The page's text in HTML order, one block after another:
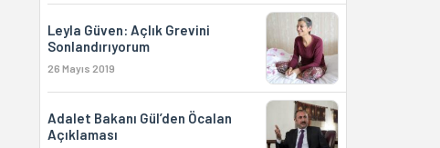
Leyla Güven: Açlık Grevini
Sonlandırıyorum
26 Mayıs 2019
Adalet Bakanı Gül’den Öcalan
Açıklaması